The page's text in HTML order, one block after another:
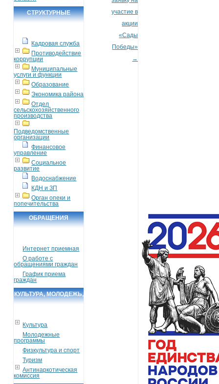
СТРУКТУРНЫЕ
Кадровая служба
Противодействие
коррупции
Муниципальные
услуги и функции
Образование
Экономика района
Отдел
сельскохозяйственного
производства
Подведомственные
организации
Финансовое
управление
Социальное
развитие
Водоснабжение
КДН и ЗП
Орган опеки и
попечительства
ОБРАЩЕНИЯ
Интернет приемная
О работе с
обращениями граждан
График приема
граждан
КУЛЬТУРА, МОЛОДЕЖЬ,
Культура
Молодежные
программы
Физкультура и спорт
Туризм
Антинаркотическая
комиссия
участие в
акции
«Сады
Победы»
→